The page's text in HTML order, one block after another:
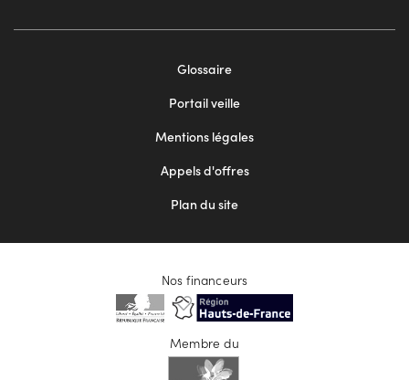
Glossaire
Portail veille
Mentions légales
Appels d'offres
Plan du site
Nos financeurs
Membre du